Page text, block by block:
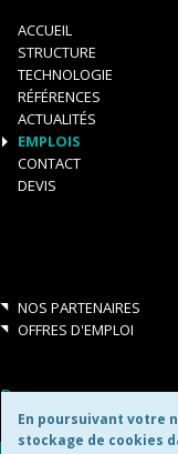
ACCUEIL
STRUCTURE
TECHNOLOGIE
RÉFÉRENCES
ACTUALITÉS
EMPLOIS
CONTACT
DEVIS
NOS PARTENAIRES
OFFRES D'EMPLOI
Retrouvez-nous
En poursuivant votre
stockage de cookies